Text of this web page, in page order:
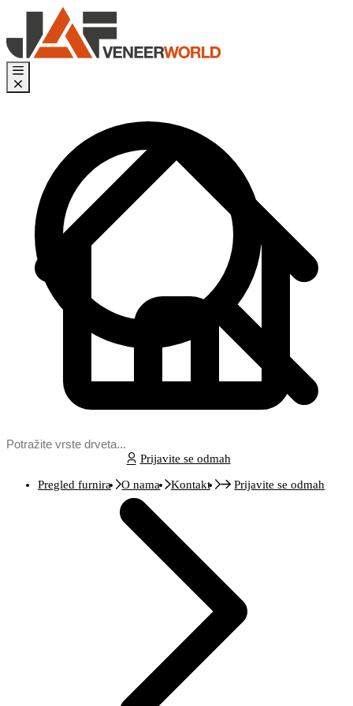
Prijavite se odmah
Pregled furnira O nama Kontakt Prijavite se odmah